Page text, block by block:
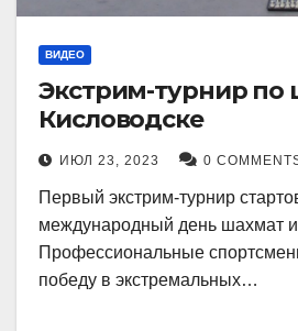
ВИДЕО
Экстрим-турнир по
Кисловодске
ИЮЛ 23, 2023 0
Первый экстрим-турнир
международный день шахмат
Профессиональные
победу в экстремальных…